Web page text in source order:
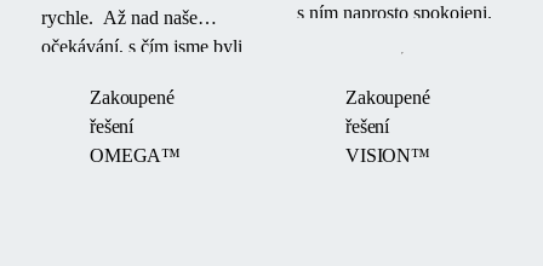
rychle. Až nad naše
očekávání, s čím jsme byli
realizace byla těsně před
létem. "
Zakoupené
řešení
OMEGA™
s ním naprosto spokojeni.
můžeme využívat
celoročně."
Zakoupené
řešení
VISION™